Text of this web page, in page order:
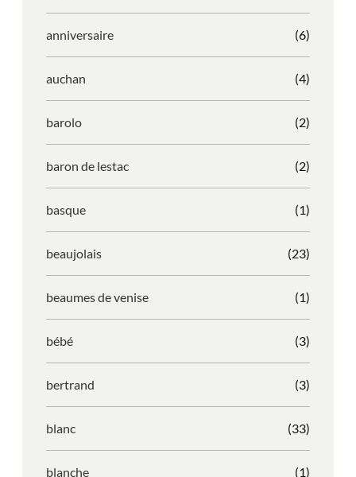
anniversaire (6)
auchan (4)
barolo (2)
baron de lestac (2)
basque (1)
beaujolais (23)
beaumes de venise (1)
bébé (3)
bertrand (3)
blanc (33)
blanche (1)